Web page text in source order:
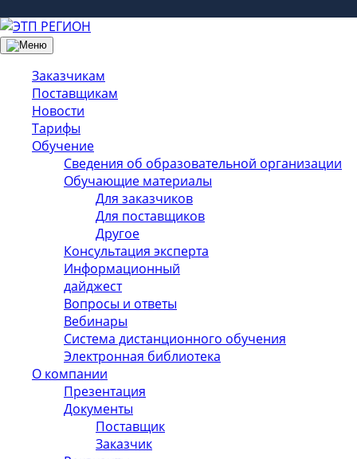
Заказчикам
Поставщикам
Новости
Тарифы
Обучение
Сведения об образовательной организации
Обучающие материалы
Для заказчиков
Для поставщиков
Другое
Консультация эксперта
Информационный
дайджест
Вопросы и ответы
Вебинары
Система дистанционного обучения
Электронная библиотека
О компании
Презентация
Документы
Поставщик
Заказчик